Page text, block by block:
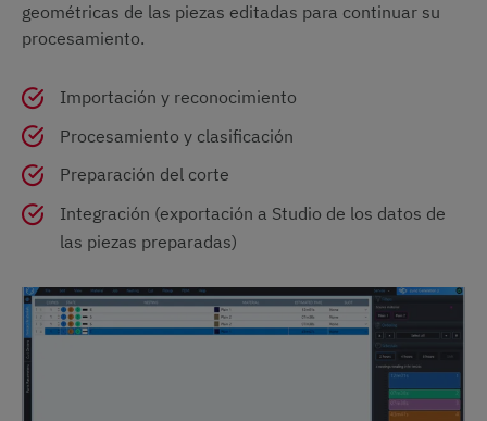
geométricas de las piezas editadas para continuar su
procesamiento.
Importación y reconocimiento
Procesamiento y clasificación
Preparación del corte
Integración (exportación a Studio de los datos de
las piezas preparadas)